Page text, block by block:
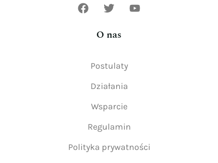
O nas
Postulaty
Działania
Wsparcie
Regulamin
Polityka prywatności